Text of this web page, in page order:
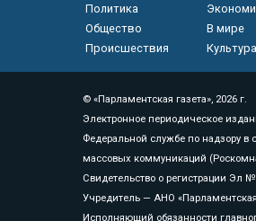
Политика
Общество
В мире
Происшествия
Культура
© «Парламентская газета», 2026 г.
Электронное периодическое
Федеральной службе по надзору в
массовых коммуникаций
Свидетельство о регистрации Эл
Учредитель — АНО «Парламентская
Исполняющий обязанности